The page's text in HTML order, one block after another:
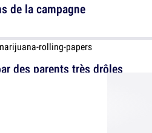
des parents très drôles
de la campagne